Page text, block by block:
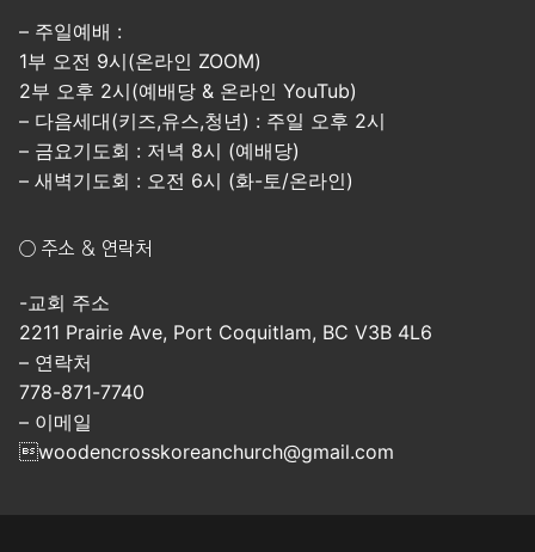
– 주일예배 :
1부 오전 9시(온라인 ZOOM)
2부 오후 2시(예배당 & 온라인 YouTub)
– 다음세대(키즈,유스,청년) : 주일 오후 2시
– 금요기도회 : 저녁 8시 (예배당)
– 새벽기도회 : 오전 6시 (화-토/온라인)
○ 주소 & 연락처
-교회 주소
2211 Prairie Ave, Port Coquitlam, BC V3B 4L6
– 연락처
778-871-7740
– 이메일
woodencrosskoreanchurch@gmail.com